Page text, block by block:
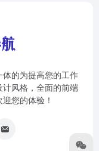
的为提高您的工作
风格，全面的前端
您的体验！